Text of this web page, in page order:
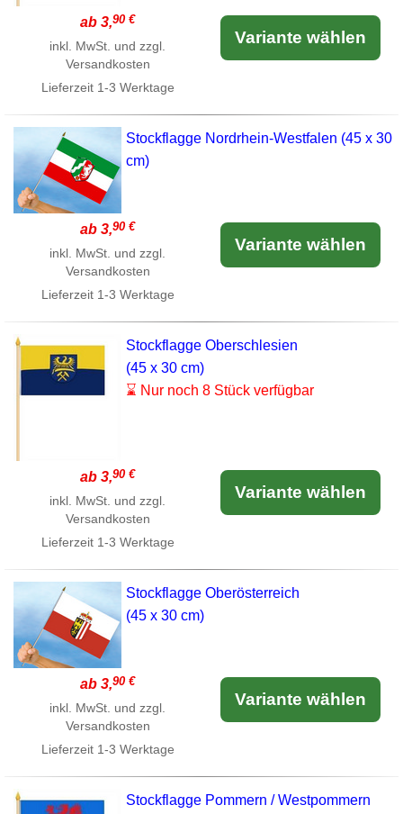
ab 3,90 €
inkl. MwSt. und zzgl.
Versandkosten
Lieferzeit 1-3 Werktage
Variante wählen
Stockflagge Nordrhein-Westfalen (45 x 30
cm)
ab 3,90 €
inkl. MwSt. und zzgl.
Versandkosten
Lieferzeit 1-3 Werktage
Variante wählen
Stockflagge Oberschlesien
(45 x 30 cm)
⌛ Nur noch 8 Stück verfügbar
ab 3,90 €
inkl. MwSt. und zzgl.
Versandkosten
Lieferzeit 1-3 Werktage
Variante wählen
Stockflagge Oberösterreich
(45 x 30 cm)
ab 3,90 €
inkl. MwSt. und zzgl.
Versandkosten
Lieferzeit 1-3 Werktage
Variante wählen
Stockflagge Pommern / Westpommern